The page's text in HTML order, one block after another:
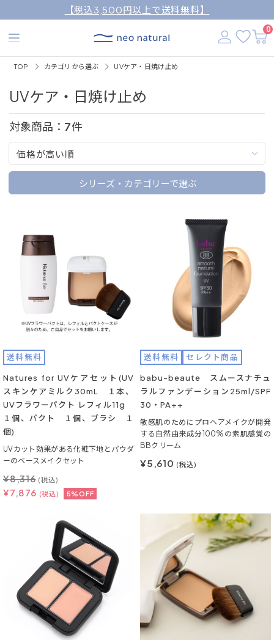
【税込3,500円以上で送料無料】
0
TOP カテゴリから選ぶ UVケア・日焼け止め
UVケア・日焼け止め
対象商品： 7件
価格が高い順
シリーズ・カテゴリーで選ぶ
送料無料
Natures for UVケアセット(UV
スキンケアミルク30mL １本、
UVフラワーパクト レフィル11g
１個、パクト １個、ブラシ １
個)
UVカット効果がある化粧下地とパウダ
ーのベースメイクセット
¥7,876 (税込) 5%OFF
¥8,316 (税込)
送料無料 セレクト商品
babu-beaute スムースナチュ
ラルファンデーション25ml/SPF
30・PA++
敏感肌のためにプロヘアメイクが開発
する自然由来成分100%の素肌感覚の
BBクリーム
¥5,610 (税込)